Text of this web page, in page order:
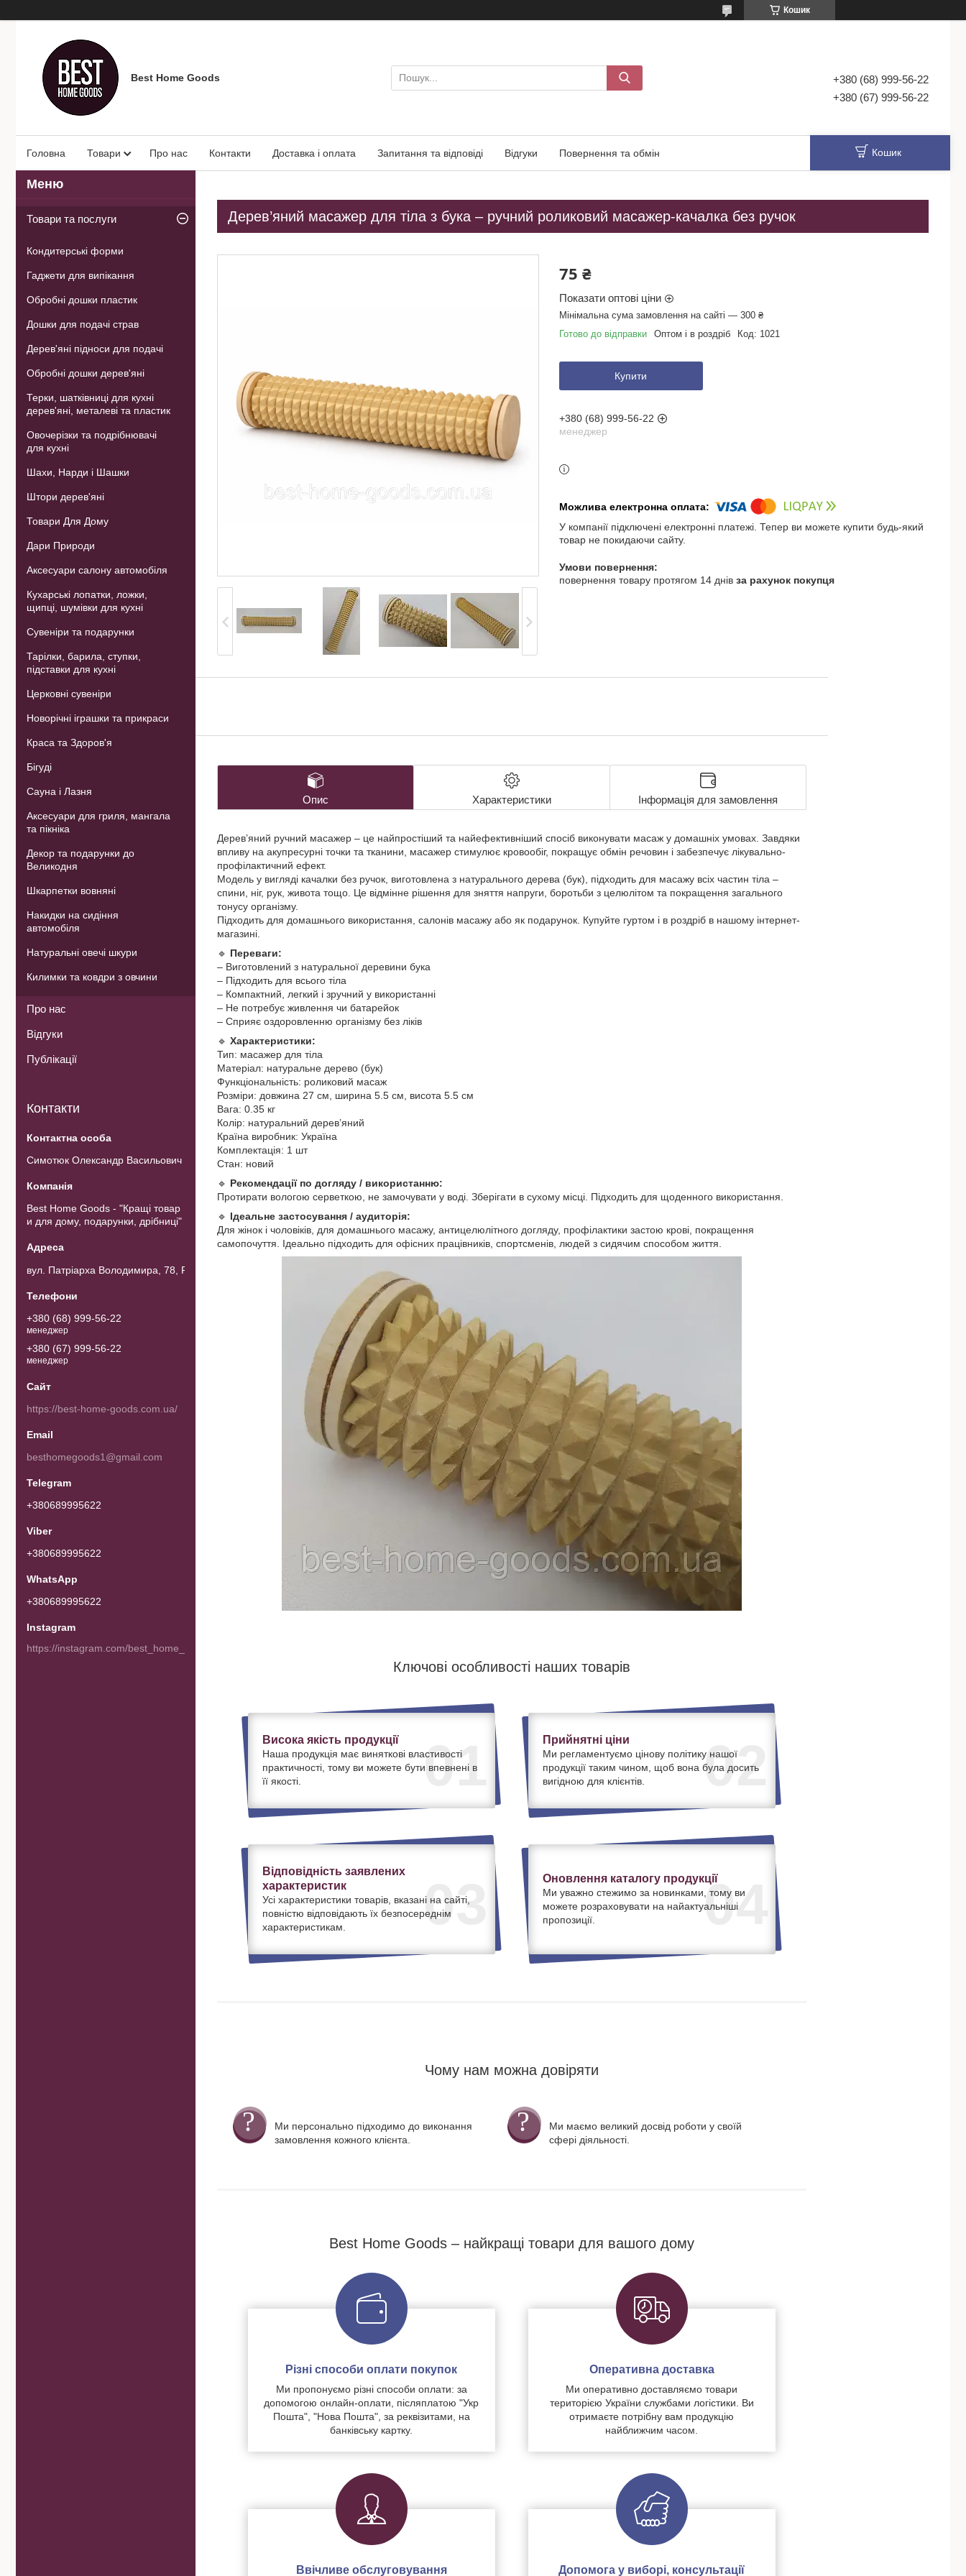
Кошик
Best Home Goods
+380 (68) 999-56-22
+380 (67) 999-56-22
Головна Товари Про нас Контакти Доставка і оплата Запитання та відповіді Відгуки Повернення та обмін Кошик
Дерев’яний масажер для тіла з бука – ручний роликовий масажер-качалка без ручок
75 ₴
Показати оптові ціни
Мінімальна сума замовлення на сайті — 300 ₴
Готово до відправки
Оптом і в роздріб Код: 1021
Купити
+380 (68) 999-56-22
менеджер
У компанії підключені електронні платежі. Тепер ви можете купити будь-який
товар не покидаючи сайту.
повернення товару протягом 14 днів за рахунок покупця
Опис Характеристики Інформація для замовлення
Дерев’яний ручний масажер – це найпростіший та найефективніший спосіб виконувати масаж у домашніх умовах. Завдяки
впливу на акупресурні точки та тканини, масажер стимулює кровообіг, покращує обмін речовин і забезпечує лікувально-
профілактичний ефект.
Модель у вигляді качалки без ручок, виготовлена з натурального дерева (бук), підходить для масажу всіх частин тіла –
спини, ніг, рук, живота тощо. Це відмінне рішення для зняття напруги, боротьби з целюлітом та покращення загального
тонусу організму.
Підходить для домашнього використання, салонів масажу або як подарунок. Купуйте гуртом і в роздріб в нашому інтернет-
магазині.
🔹 Переваги:
– Виготовлений з натуральної деревини бука
– Підходить для всього тіла
– Компактний, легкий і зручний у використанні
– Не потребує живлення чи батарейок
– Сприяє оздоровленню організму без ліків
🔹 Характеристики:
Тип: масажер для тіла
Матеріал: натуральне дерево (бук)
Функціональність: роликовий масаж
Розміри: довжина 27 см, ширина 5.5 см, висота 5.5 см
Вага: 0.35 кг
Колір: натуральний дерев’яний
Країна виробник: Україна
Комплектація: 1 шт
Стан: новий
🔹 Рекомендації по догляду / використанню:
Протирати вологою серветкою, не замочувати у воді. Зберігати в сухому місці. Підходить для щоденного використання.
🔹 Ідеальне застосування / аудиторія:
Для жінок і чоловіків, для домашнього масажу, антицелюлітного догляду, профілактики застою крові, покращення
самопочуття. Ідеально підходить для офісних працівників, спортсменів, людей з сидячим способом життя.
Ключові особливості наших товарів
01
Висока якість продукції
Наша продукція має виняткові властивості
практичності, тому ви можете бути впевнені в
її якості.
02
Прийнятні ціни
Ми регламентуємо цінову політику нашої
продукції таким чином, щоб вона була досить
вигідною для клієнтів.
03
Відповідність заявлених
характеристик
Усі характеристики товарів, вказані на сайті,
повністю відповідають їх безпосереднім
характеристикам.
04
Оновлення каталогу продукції
Ми уважно стежимо за новинками, тому ви
можете розраховувати на найактуальніші
пропозиції.
Чому нам можна довіряти
Ми персонально підходимо до виконання
замовлення кожного клієнта.
Ми маємо великий досвід роботи у своїй
сфері діяльності.
Best Home Goods – найкращі товари для вашого дому
Різні способи оплати покупок
Ми пропонуємо різні способи оплати: за
допомогою онлайн-оплати, післяплатою "Укр
Пошта", "Нова Пошта", за реквізитами, на
банківську картку.
Оперативна доставка
Ми оперативно доставляємо товари
територією України службами логістики. Ви
отримаєте потрібну вам продукцію
найближчим часом.
Ввічливе обслуговування Допомога у виборі, консультації
Товари та послуги
Кондитерські форми
Гаджети для випікання
Обробні дошки пластик
Дошки для подачі страв
Дерев'яні підноси для подачі
Обробні дошки дерев'яні
Терки, шатківниці для кухні
дерев'яні, металеві та пластик
Овочерізки та подрібнювачі
для кухні
Шахи, Нарди і Шашки
Штори дерев'яні
Товари Для Дому
Дари Природи
Аксесуари салону автомобіля
Кухарські лопатки, ложки,
щипці, шумівки для кухні
Сувеніри та подарунки
Тарілки, барила, ступки,
підставки для кухні
Церковні сувеніри
Новорічні іграшки та прикраси
Краса та Здоров'я
Бігуді
Сауна і Лазня
Аксесуари для гриля, мангала
та пікніка
Декор та подарунки до
Великодня
Шкарпетки вовняні
Накидки на сидіння
автомобіля
Натуральні овечі шкури
Килимки та ковдри з овчини
Про нас
Відгуки
Публікації
Контакти
Симотюк Олександр Васильович
Best Home Goods - "Кращі товар
и для дому, подарунки, дрібниці"
вул. Патріарха Володимира, 78, Рожнов, Україна
+380 (68) 999-56-22
менеджер
+380 (67) 999-56-22
менеджер
https://best-home-goods.com.ua/
besthomegoods1@gmail.com
+380689995622
+380689995622
+380689995622
Instagram
https://instagram.com/best_home_goods